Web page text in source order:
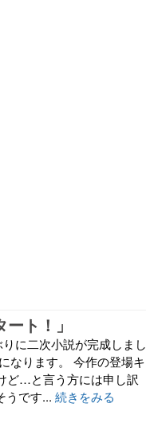
ト！」
に二次小説が完成しまし
なります。 今作の登場キ
ど…と言う方には申し訳
うです... 続きをみる